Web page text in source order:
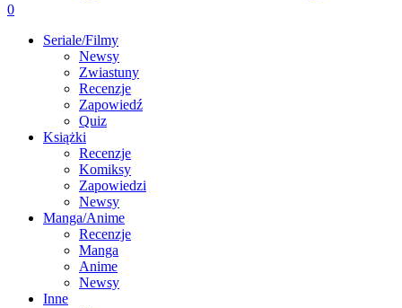
0
Seriale/Filmy
Newsy
Zwiastuny
Recenzje
Zapowiedź
Quiz
Książki
Recenzje
Komiksy
Zapowiedzi
Newsy
Manga/Anime
Recenzje
Manga
Anime
Newsy
Inne